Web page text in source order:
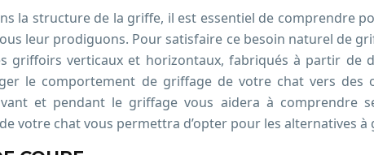
la structure de la griffe, il est essentiel de comprendre
leur prodiguons. Pour satisfaire ce besoin naturel de
griffoirs verticaux et horizontaux, fabriqués à partir
le comportement de griffage de votre chat vers des
et pendant le griffage vous aidera à comprendre
votre chat vous permettra d’opter pour les alternatives